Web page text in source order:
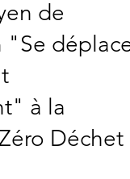
19h -
de
déplacer
à la